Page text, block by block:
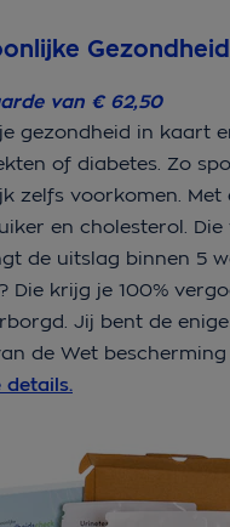
van € 62,50
gezondheid in kaart
of diabetes. Zo
zelfs voorkomen.
en cholesterol.
de uitslag binnen 5
Die krijg je 100%
Jij bent de
de Wet
details.